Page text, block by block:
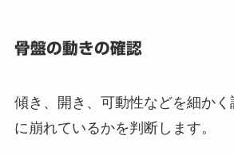
骨盤の動きの確認
傾き、開き、可動性などを細かく
に崩れているかを判断します。